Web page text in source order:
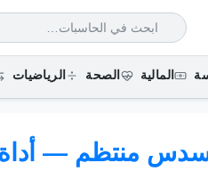
المالية الصحة الرياضيات
منتظم — أداة